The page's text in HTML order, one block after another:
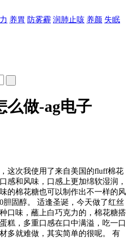
养胃 防雾霾 润肺止咳 养颜 失眠
么做-ag电子
这次我使用了来自美国的fluff棉花
感和风味，口感上更加绵软湿润，
的棉花糖也可以制作出不一样的风
胆固醇。 适逢圣诞，今天做了红丝
口味，蘸上白巧克力的，棉花糖搭
糕，多重口感在口中满溢，吃一口
多就难做，其实简单的很呢。 有